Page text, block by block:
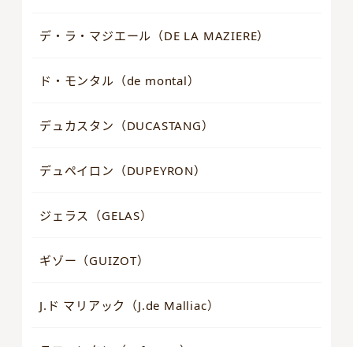
デ・ラ・マジエール（DE LA MAZIERE）
ド・モンタル（de montal）
デュカスタン（DUCASTANG）
デュペイロン（DUPEYRON）
ジェラス（GELAS）
ギゾー（GUIZOT）
J.ド マリアック（J.de Malliac）